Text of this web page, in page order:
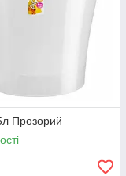
Прозорий